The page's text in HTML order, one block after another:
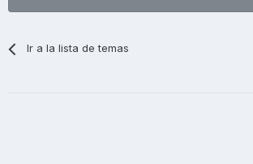
Ir a la lista de temas